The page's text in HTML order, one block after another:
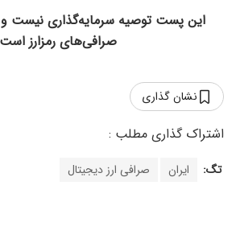
این پست توصیه سرمایه‌گذاری نیست و
صرافی‌های رمزارز
نشان گذاری
تگ: ایران صرافی ارز دیجیتال